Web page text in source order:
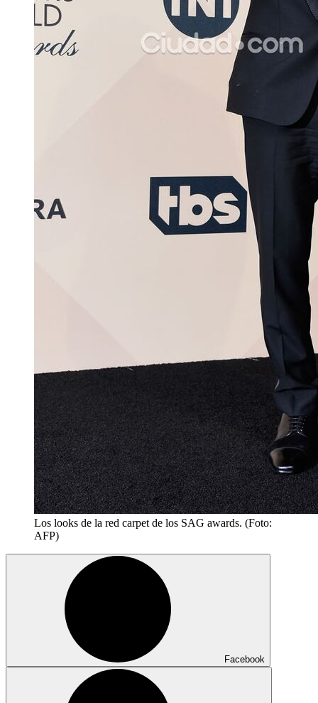
Los looks de la red carpet de los SAG awards. (Foto:
AFP)
Facebook